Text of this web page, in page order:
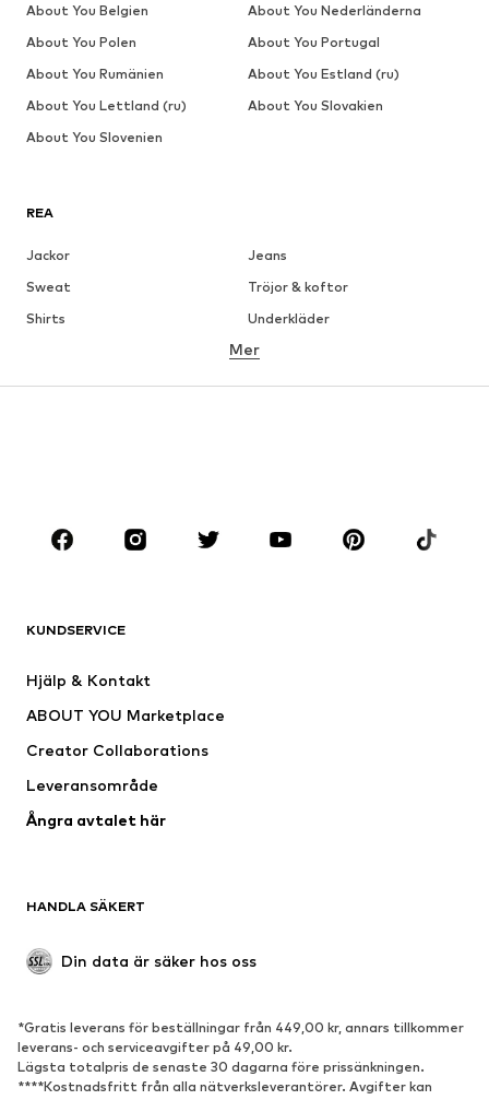
REA
Jackor
Jeans
Sweat
Tröjor & koftor
Shirts
Underkläder
Skjortor
KLÄDER
Jackor
Underkläder
Kostymer & kavajer
Badkläder
Tillfällen
Upcycling
Nytt
Boots & stövlar
Lågskor
SPORT
Mer
KUNDSERVICE
Hjälp & Kontakt
ABOUT YOU Marketplace
Creator Collaborations
Leveransområde
Ångra avtalet här
HANDLA SÄKERT
Din data är säker hos oss
*Gratis leverans för beställningar från 449,00 kr, annars tillkommer
leverans- och serviceavgifter på 49,00 kr.
Lägsta totalpris de senaste 30 dagarna före prissänkningen.
****Kostnadsfritt från alla nätverksleverantörer. Avgifter kan
About You Belgien
About You Nederländerna
About You Polen
About You Portugal
About You Rumänien
About You Estland (ru)
About You Lettland (ru)
About You Slovakien
About You Slovenien